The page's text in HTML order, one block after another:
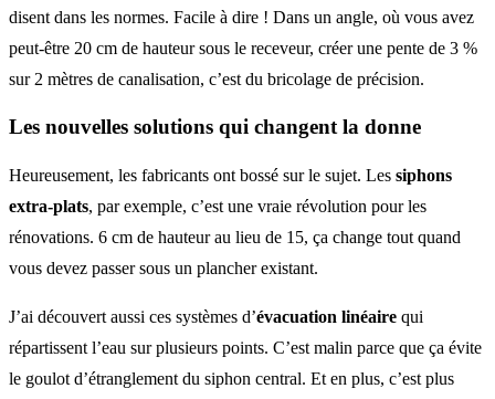
disent dans les normes. Facile à dire ! Dans un angle, où vous avez
peut-être 20 cm de hauteur sous le receveur, créer une pente de 3 %
sur 2 mètres de canalisation, c’est du bricolage de précision.
Les nouvelles solutions qui changent la donne
Heureusement, les fabricants ont bossé sur le sujet. Les siphons
extra-plats, par exemple, c’est une vraie révolution pour les
rénovations. 6 cm de hauteur au lieu de 15, ça change tout quand
vous devez passer sous un plancher existant.
J’ai découvert aussi ces systèmes d’évacuation linéaire qui
répartissent l’eau sur plusieurs points. C’est malin parce que ça évite
le goulot d’étranglement du siphon central. Et en plus, c’est plus